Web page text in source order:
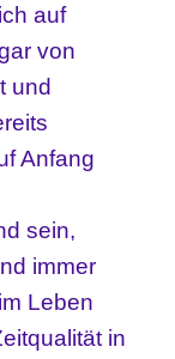
auf
von
und
Anfang
sein,
immer
Leben
in